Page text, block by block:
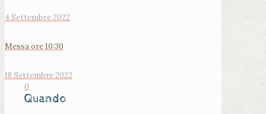
4 Settembre 2022
Messa ore 10:30
18 Settembre 2022
0
Quando